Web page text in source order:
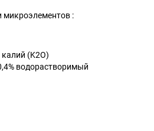
микроэлементов :
(K2O)
водорастворимый